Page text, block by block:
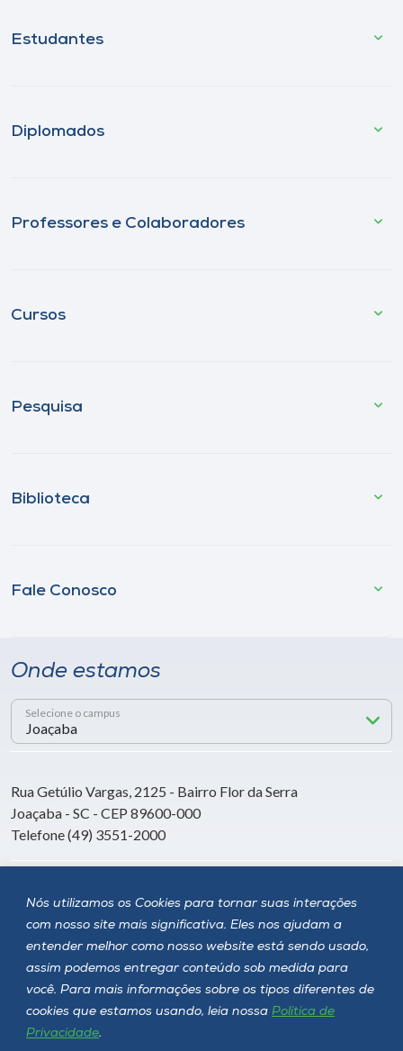
Nós utilizamos os Cookies para tornar suas interações
com nosso site mais significativa. Eles nos ajudam a
entender melhor como nosso website está sendo usado,
assim podemos entregar conteúdo sob medida para
você. Para mais informações sobre os tipos diferentes de
cookies que estamos usando, leia nossa Política de
Privacidade.
Estudantes
Diplomados
Professores e Colaboradores
Cursos
Pesquisa
Biblioteca
Fale Conosco
Onde estamos
Selecione o campus
Rua Getúlio Vargas, 2125 - Bairro Flor da Serra
Joaçaba - SC - CEP 89600-000
Telefone (49) 3551-2000
Siga a Unoesc